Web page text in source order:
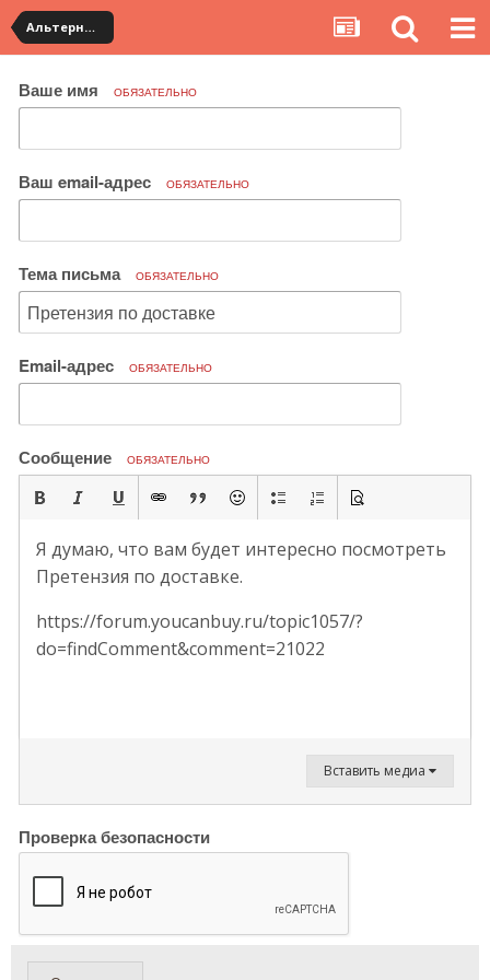
Альтернативная доставка YouCanBuy (slow)
Ваше имя ОБЯЗАТЕЛЬНО
Ваш email-адрес ОБЯЗАТЕЛЬНО
Тема письма ОБЯЗАТЕЛЬНО
Email-адрес ОБЯЗАТЕЛЬНО
Сообщение ОБЯЗАТЕЛЬНО
Я думаю, что вам будет интересно посмотреть
Претензия по доставке.
https://forum.youcanbuy.ru/topic1057/?
do=findComment&comment=21022
Вставить медиа
Проверка безопасности